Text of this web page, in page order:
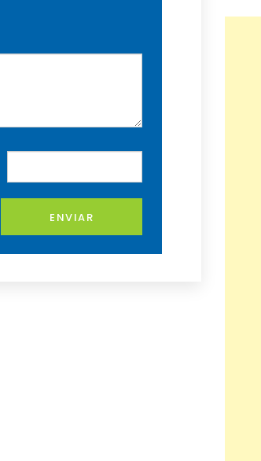
ENVIAR